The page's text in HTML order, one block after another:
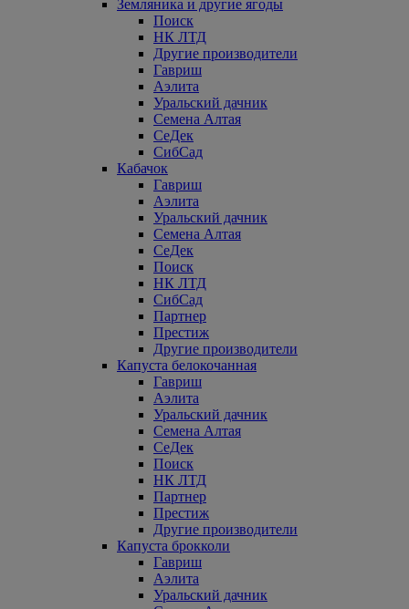
Земляника и другие ягоды
Поиск
НК ЛТД
Другие производители
Гавриш
Аэлита
Уральский дачник
Семена Алтая
СеДек
СибСад
Кабачок
Гавриш
Аэлита
Уральский дачник
Семена Алтая
СеДек
Поиск
НК ЛТД
СибСад
Партнер
Престиж
Другие производители
Капуста белокочанная
Гавриш
Аэлита
Уральский дачник
Семена Алтая
СеДек
Поиск
НК ЛТД
Партнер
Престиж
Другие производители
Капуста брокколи
Гавриш
Аэлита
Уральский дачник